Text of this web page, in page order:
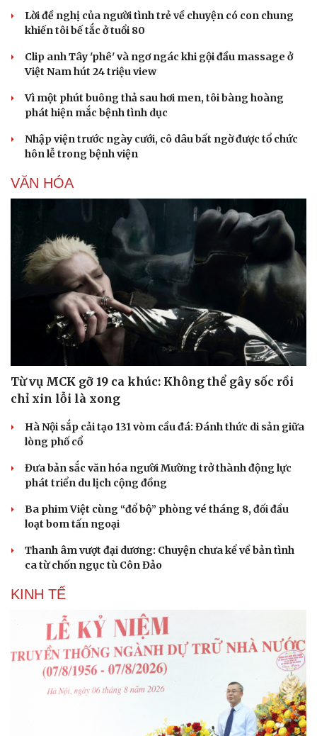
Du lịch
Tư vấn
Săn Tour
Hạt giống tâm hồn
Lời đề nghị của người tình trẻ về chuyện có con chung
khiến tôi bế tắc ở tuổi 80
Clip anh Tây 'phê' và ngơ ngác khi gội đầu massage ở
Việt Nam hút 24 triệu view
Vì một phút buông thả sau hơi men, tôi bàng hoàng
phát hiện mắc bệnh tình dục
Nhập viện trước ngày cưới, cô dâu bất ngờ được tổ chức
hôn lễ trong bệnh viện
VĂN HÓA
Từ vụ MCK gỡ 19 ca khúc: Không thể gây sốc rồi
chỉ xin lỗi là xong
Hà Nội sắp cải tạo 131 vòm cầu đá: Đánh thức di sản giữa
lòng phố cổ
Đưa bản sắc văn hóa người Mường trở thành động lực
phát triển du lịch cộng đồng
Ba phim Việt cùng “đổ bộ” phòng vé tháng 8, đối đầu
loạt bom tấn ngoại
Thanh âm vượt đại dương: Chuyện chưa kể về bản tình
ca từ chốn ngục tù Côn Đảo
KINH TẾ